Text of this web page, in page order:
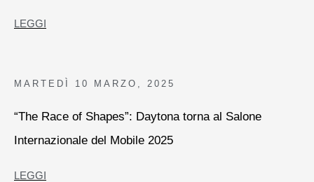
LEGGI
MARTEDÌ 10 MARZO, 2025
“The Race of Shapes”: Daytona torna al Salone
Internazionale del Mobile 2025
LEGGI